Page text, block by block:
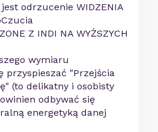
odrzucenie WIDZENIA
Z INDI NA WYŻSZYCH
wymiaru
przyspieszać "Przejścia
(to delikatny i osobisty
odbywać się
energetyką danej